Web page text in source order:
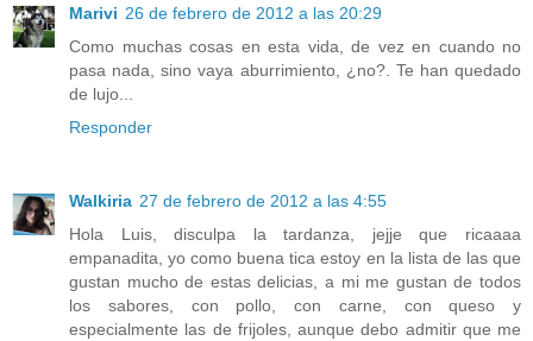
Marivi 26 de febrero de 2012 a las 20:29
Como muchas cosas en esta vida, de vez en cuando no
pasa nada, sino vaya aburrimiento, ¿no?. Te han quedado
de lujo...
Responder
Walkiria 27 de febrero de 2012 a las 4:55
Hola Luis, disculpa la tardanza, jejje que ricaaaa
empanadita, yo como buena tica estoy en la lista de las que
gustan mucho de estas delicias, a mi me gustan de todos
los sabores, con pollo, con carne, con queso y
especialmente las de frijoles, aunque debo admitir que me